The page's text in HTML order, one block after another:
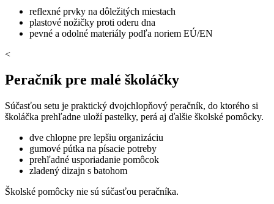
reflexné prvky na dôležitých miestach
plastové nožičky proti oderu dna
pevné a odolné materiály podľa noriem EÚ/EN
<
Peračník pre malé školáčky
Súčasťou setu je praktický dvojchlopňový peračník, do ktorého si
školáčka prehľadne uloží pastelky, perá aj ďalšie školské pomôcky.
dve chlopne pre lepšiu organizáciu
gumové pútka na písacie potreby
prehľadné usporiadanie pomôcok
zladený dizajn s batohom
Školské pomôcky nie sú súčasťou peračníka.